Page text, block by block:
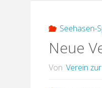
Seehasen-
Neue
Von Verein